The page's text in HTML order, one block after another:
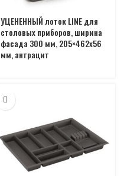
УЦЕНЕННЫЙ лоток LINE для
столовых приборов, ширина
фасада 300 мм, 205×462х56
мм, антрацит